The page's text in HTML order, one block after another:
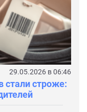
29.05.2026 в 06:46
стали строже: